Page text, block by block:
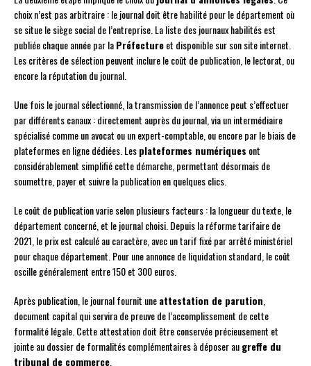
choix n’est pas arbitraire : le journal doit être habilité pour le département où
se situe le siège social de l’entreprise. La liste des journaux habilités est
publiée chaque année par laPréfectureet disponible sur son site internet.
Les critères de sélection peuvent inclure le coût de publication, le lectorat, ou
encore la réputation du journal.
Une fois le journal sélectionné, la transmission de l’annonce peut s’effectuer
par différents canaux : directement auprès du journal, via un intermédiaire
spécialisé comme un avocat ou un expert-comptable, ou encore par le biais de
plateformes en ligne dédiées. Lesplateformes numériques ont
considérablement simplifié cette démarche, permettant désormais de
soumettre, payer et suivre la publication en quelques clics.
Le coût de publication varie selon plusieurs facteurs : la longueur du texte, le
département concerné, et le journal choisi. Depuis la réforme tarifaire de
2021, le prix est calculé au caractère, avec un tarif fixé par arrêté ministériel
pour chaque département. Pour une annonce de liquidation standard, le coût
oscille généralement entre 150 et 300 euros.
Après publication, le journal fournit uneattestation de parution
document capital qui servira de preuve de l’accomplissement de cette
formalité légale. Cette attestation doit être conservée précieusement et
jointe au dossier de formalités complémentaires à déposer augreffe du
tribunal de commerce